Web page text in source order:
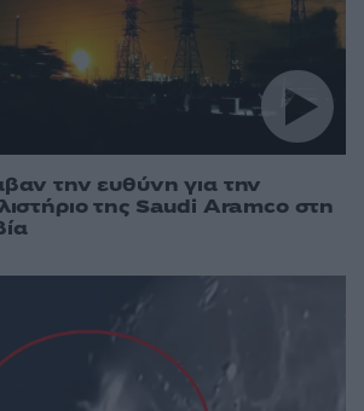
την ευθύνη για την
της Saudi Aramco στη